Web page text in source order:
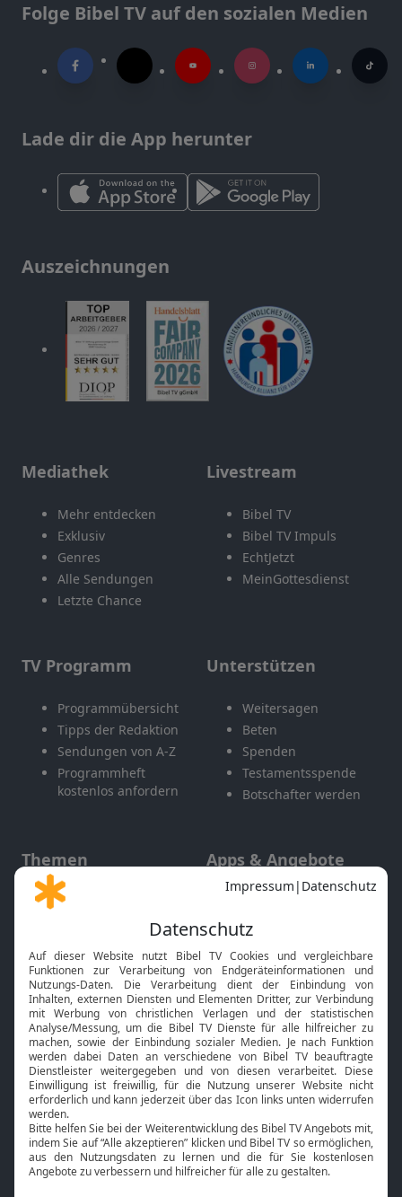
Folge Bibel TV auf den sozialen Medien
Lade dir die App herunter
Auszeichnungen
Mediathek
Mehr entdecken
Exklusiv
Genres
Alle Sendungen
Letzte Chance
Livestream
Bibel TV
Bibel TV Impuls
EchtJetzt
MeinGottesdienst
TV Programm
Programmübersicht
Tipps der Redaktion
Sendungen von A-Z
Programmheft
kostenlos anfordern
Unterstützen
Weitersagen
Beten
Spenden
Testamentsspende
Botschafter werden
Themen
Gott und Bibel erklärt
Neuigkeiten
Apps & Angebote
Mobile App
Smart TV
HbbTV
Bibelthek Online-Bibel
Nächster Gottesdienst
Bibel TV
Über uns
Jobs
Service
Kontakt
TV-Empfang